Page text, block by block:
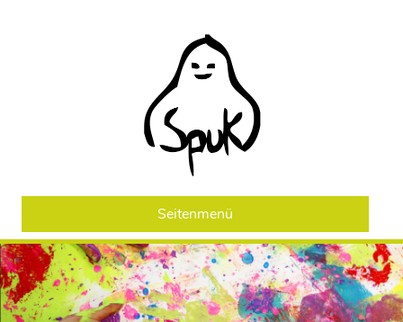
Seitenmenü